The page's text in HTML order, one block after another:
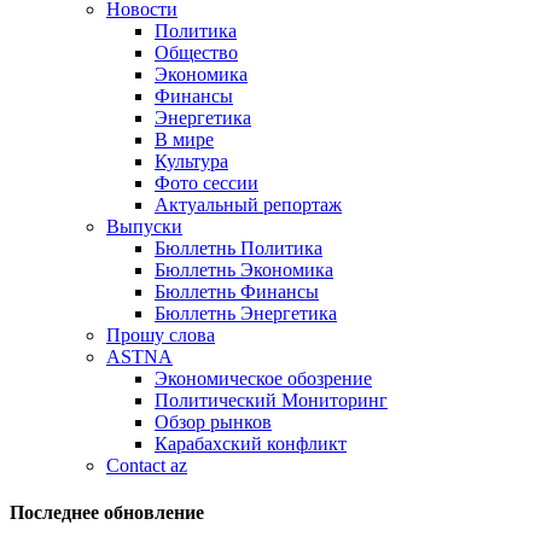
Новости
Политика
Общество
Экономика
Финансы
Энергетика
В мире
Культура
Фото сессии
Актуальный репортаж
Выпуски
Бюллетнь Политика
Бюллетнь Экономика
Бюллетнь Финансы
Бюллетнь Энергетика
Прошу слова
ASTNA
Экономическое обозрение
Политический Мониторинг
Обзор рынков
Карабахский конфликт
Contact az
Последнее обновление